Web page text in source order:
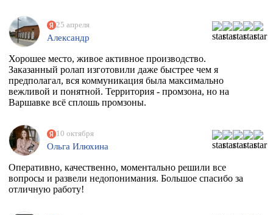
25 апреля
Александр
Хорошее место, живое активное производство.
Заказанный ролап изготовили даже быстрее чем я
предполагал, вся коммуникация была максимально
вежливой и понятной. Территория - промзона, но на
Варшавке всё сплошь промзоны.
10 октября
Ольга Илюхина
Оперативно, качественно, моментально решили все
вопросы и развели недопонимания. Большое спасибо за
отличную работу!